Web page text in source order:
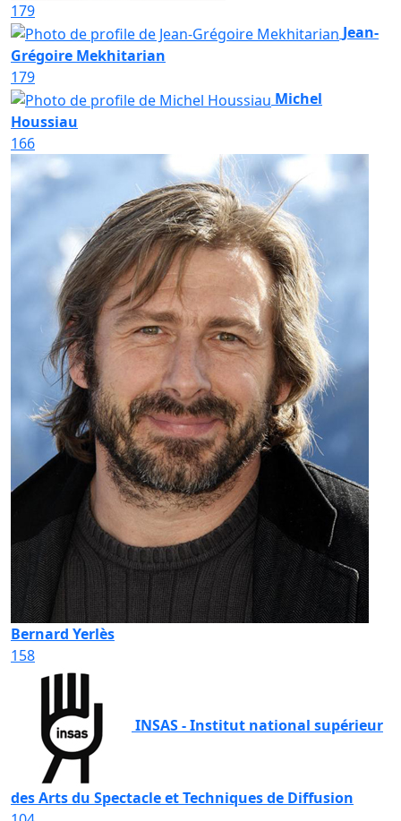
179
Jean-
Grégoire Mekhitarian
179
Michel
Houssiau
166
Bernard Yerlès
158
INSAS - Institut national supérieur
des Arts du Spectacle et Techniques de Diffusion